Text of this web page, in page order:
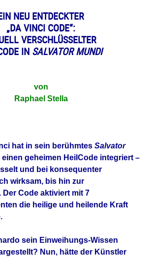
NEU ENTDECKTER
„DA VINCI CODE“:
VERSCHLÜSSELTER
IN SALVATOR MUNDI
von
Raphael Stella
hat in sein berühmtesSalvator
einen geheimen HeilCode integriert –
und bei konsequenter
wirksam, bis hin zur
Code aktiviert mit 7
die heilige und heilende Kraft
sein Einweihungs-Wissen
Nun, hätte der Künstler